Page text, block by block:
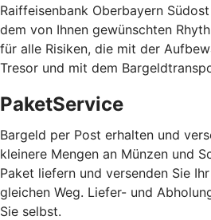
Raiffeisenbank Oberbayern
dem von Ihnen gewünschten
für alle Risiken, die mit der
Tresor und mit dem
PaketService
Bargeld per Post erhalten und
kleinere Mengen an Münzen und
Paket liefern und versenden Sie
gleichen Weg. Liefer- und
Sie selbst.